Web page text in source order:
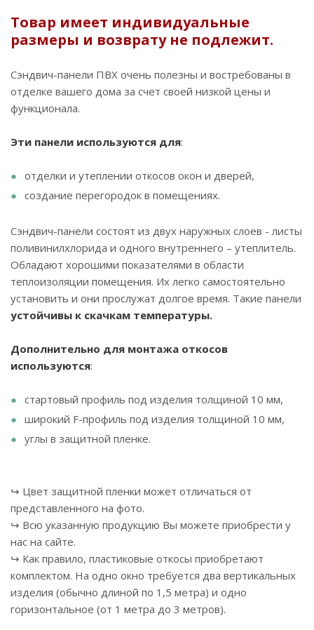
Товар имеет индивидуальные
размеры и возврату не подлежит.
Сэндвич-панели ПВХ очень полезны и востребованы в
отделке вашего дома за счет своей низкой цены и
функционала.
Эти панели используются для:
отделки и утеплении откосов окон и дверей,
создание перегородок в помещениях.
Сэндвич-панели состоят из двух наружных слоев - листы
поливинилхлорида и одного внутреннего – утеплитель.
Обладают хорошими показателями в области
теплоизоляции помещения. Их легко самостоятельно
установить и они прослужат долгое время. Такие панели
устойчивы к скачкам температуры.
Дополнительно для монтажа откосов
используются:
стартовый профиль под изделия толщиной 10 мм,
широкий F-профиль под изделия толщиной 10 мм,
углы в защитной пленке.
↪ Цвет защитной пленки может отличаться от
представленного на фото.
↪ Всю указанную продукцию Вы можете приобрести у
нас на сайте.
↪ Как правило, пластиковые откосы приобретают
комплектом. На одно окно требуется два вертикальных
изделия (обычно длиной по 1,5 метра) и одно
горизонтальное (от 1 метра до 3 метров).